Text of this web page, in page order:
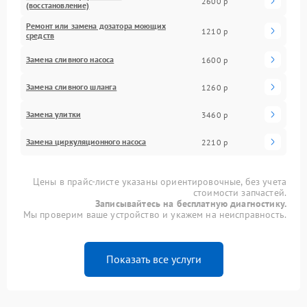
(восстановление)
Ремонт или замена дозатора моющих
средств
1210 р
Замена сливного насоса 1600 р
Замена сливного шланга 1260 р
Замена улитки 3460 р
Замена циркуляционного насоса 2210 р
Цены в прайс-листе указаны ориентировочные, без учета
стоимости запчастей.
Записывайтесь на бесплатную диагностику.
Мы проверим ваше устройство и укажем на неисправность.
Показать все услуги